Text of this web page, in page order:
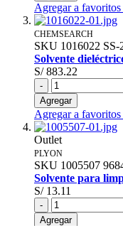
Agregar a favoritos
CHEMSEARCH
SKU 1016022 SS-
Solvente
S/ 883.22
-
Agregar
Agregar a favoritos
Outlet
PLYON
SKU 1005507
Solvente para
S/ 13.11
-
Agregar